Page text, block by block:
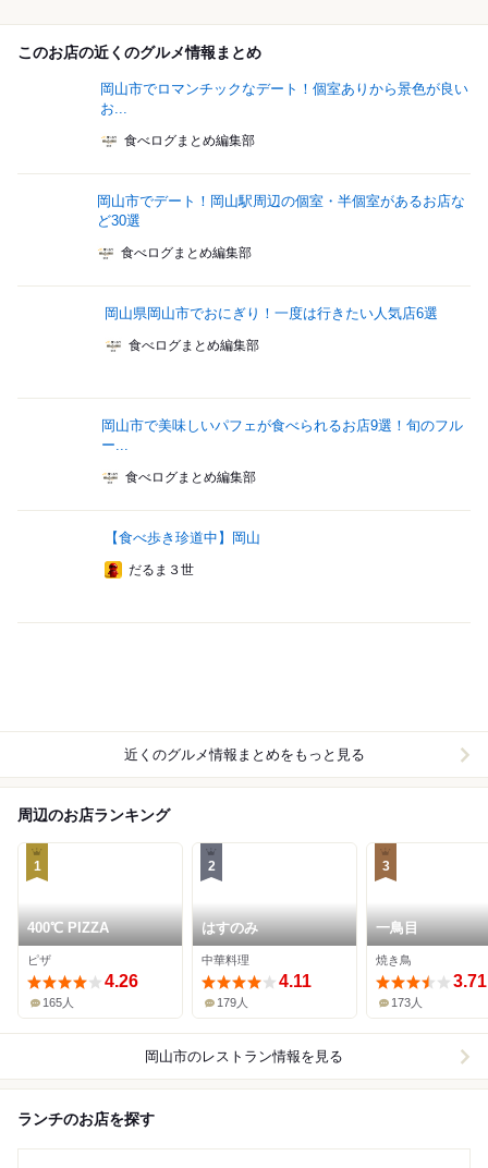
このお店の近くのグルメ情報まとめ
岡山市でロマンチックなデート！個室ありから景色が良い
お...
食べログまとめ編集部
岡山市でデート！岡山駅周辺の個室・半個室があるお店な
ど30選
食べログまとめ編集部
岡山県岡山市でおにぎり！一度は行きたい人気店6選
食べログまとめ編集部
岡山市で美味しいパフェが食べられるお店9選！旬のフル
ー...
食べログまとめ編集部
【食べ歩き珍道中】岡山
だるま３世
近くのグルメ情報まとめをもっと見る
周辺のお店ランキング
1
400℃ PIZZA
ピザ
4.26
165人
2
はすのみ
中華料理
4.11
179人
3
一鳥目
焼き鳥
3.71
173人
岡山市のレストラン情報を見る
ランチのお店を探す